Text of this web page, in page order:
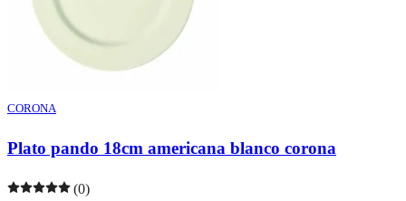
CORONA
Plato pando 18cm americana blanco corona
(0)